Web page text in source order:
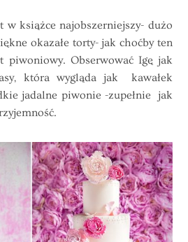
książce najobszerniejszy- dużo
okazałe torty- jak choćby ten
piwoniowy. Obserwować Igę jak
która wygląda jak kawałek
jadalne piwonie -zupełnie jak